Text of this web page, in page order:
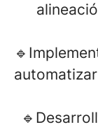
🔹
🔹